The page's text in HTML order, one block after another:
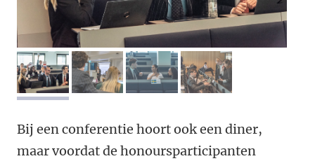
afbeelding 1afbeelding 2afbeelding 3afbeelding 4
Bij een conferentie hoort ook een diner,
maar voordat de honoursparticipanten